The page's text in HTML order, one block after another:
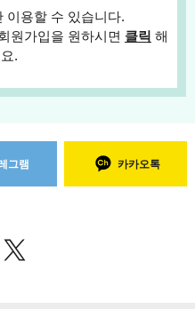
이용할 수 있습니다.
원가입을 원하시면 클릭 해
.
그램 카카오톡
트위
터로